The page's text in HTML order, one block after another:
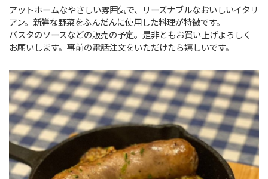
アットホームなやさしい雰囲気で、リーズナブルなおいしいイタリ
アン。新鮮な野菜をふんだんに使用した料理が特徴です。
パスタのソースなどの販売の予定。是非ともお買い上げよろしく
お願いします。事前の電話注文をいただけたら嬉しいです。